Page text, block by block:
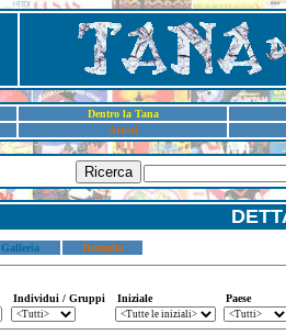
Dentro la Tana
Artisti
Ricerca
Galleria Dettaglio
Individui / Gruppi Iniziale Paese